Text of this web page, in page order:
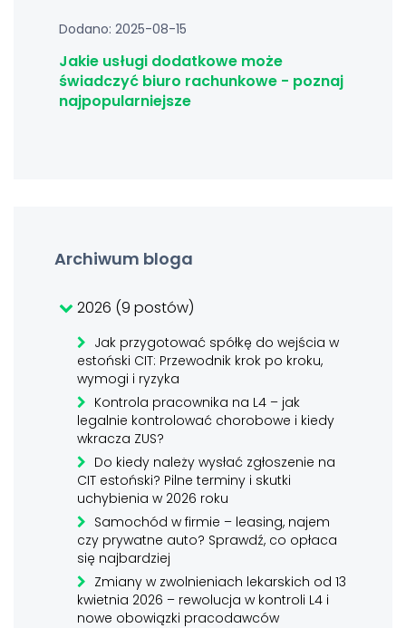
Dodano: 2025-08-15
Jakie usługi dodatkowe może
świadczyć biuro rachunkowe - poznaj
najpopularniejsze
Archiwum bloga
2026 (9 postów)
Jak przygotować spółkę do wejścia w
estoński CIT: Przewodnik krok po kroku,
wymogi i ryzyka
Kontrola pracownika na L4 – jak
legalnie kontrolować chorobowe i kiedy
wkracza ZUS?
Do kiedy należy wysłać zgłoszenie na
CIT estoński? Pilne terminy i skutki
uchybienia w 2026 roku
Samochód w firmie – leasing, najem
czy prywatne auto? Sprawdź, co opłaca
się najbardziej
Zmiany w zwolnieniach lekarskich od 13
kwietnia 2026 – rewolucja w kontroli L4 i
nowe obowiązki pracodawców